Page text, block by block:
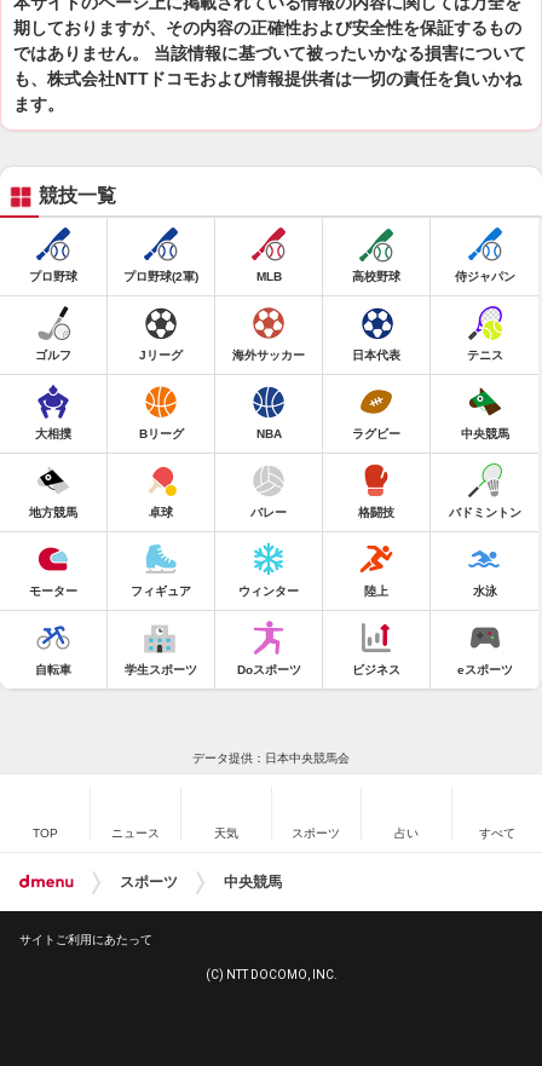
期しておりますが、その内容の正確性および安全性を保証するもの
ではありません。 当該情報に基づいて被ったいかなる損害について
も、株式会社NTTドコモおよび情報提供者は一切の責任を負いかね
ます。
競技一覧
プロ野球 プロ野球(2軍) MLB 高校野球 侍ジャパン
ゴルフ Jリーグ 海外サッカー 日本代表 テニス
大相撲 Bリーグ NBA ラグビー 中央競馬
地方競馬 卓球 バレー 格闘技 バドミントン
モーター フィギュア ウィンター 陸上 水泳
自転車 学生スポーツ Doスポーツ ビジネス eスポーツ
データ提供：日本中央競馬会
TOP ニュース 天気 スポーツ 占い すべて
スポーツ 中央競馬
サイトご利用にあたって
(C) NTT DOCOMO, INC.